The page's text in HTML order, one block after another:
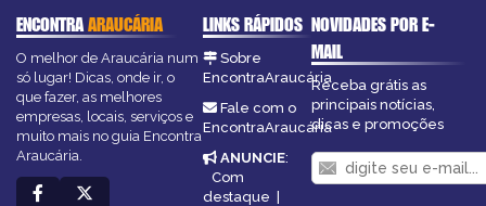
ENCONTRAARAUCÁRIA
O melhor de Araucária num
só lugar! Dicas, onde ir, o
que fazer, as melhores
empresas, locais, serviços e
muito mais no guia Encontra
Araucária.
LINKS RÁPIDOS
Sobre
EncontraAraucária
Fale com o
EncontraAraucária
ANUNCIE:
Com
destaque |
NOVIDADES POR E-
MAIL
Receba grátis as
principais notícias,
dicas e promoções